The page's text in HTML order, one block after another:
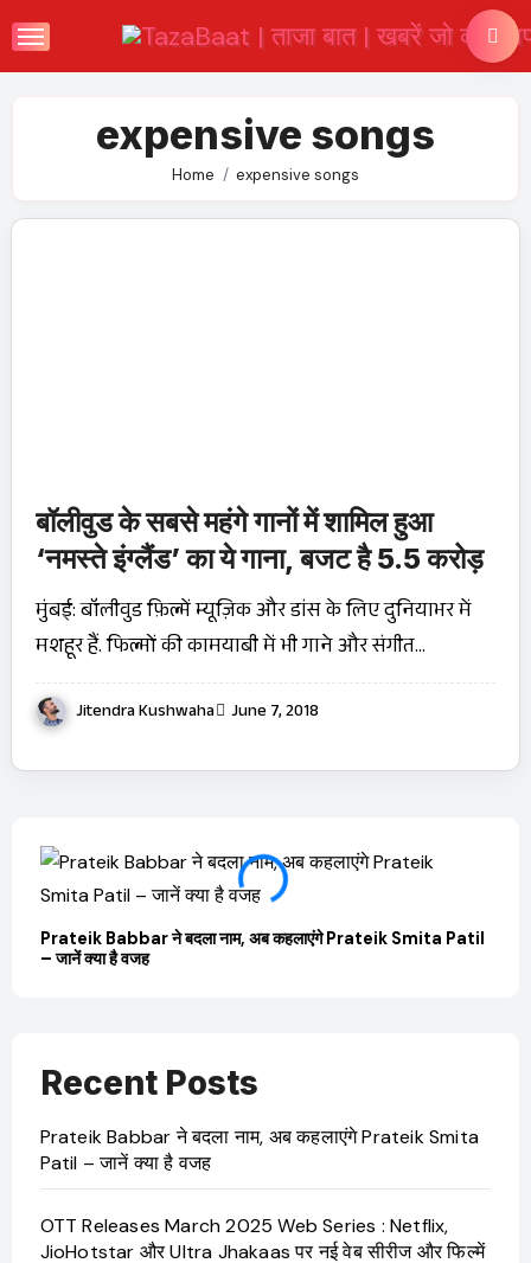
to
expensive songs
Home expensive songs
बॉलीवुड के सबसे महंगे गानों में शामिल हुआ
‘नमस्ते इंग्लैंड’ का ये गाना, बजट है 5.5 करोड़
मुंबई: बॉलीवुड फ़िल्में म्यूज़िक और डांस के लिए दुनियाभर में
मशहूर हैं. फिल्मों की कामयाबी में भी गाने और संगीत…
Jitendra Kushwaha June 7, 2018
Prateik Babbar ने बदला नाम, अब कहलाएंगे Prateik Smita Patil
– जानें क्या है वजह
Recent Posts
Prateik Babbar ने बदला नाम, अब कहलाएंगे Prateik Smita
Patil – जानें क्या है वजह
OTT Releases March 2025 Web Series : Netflix,
JioHotstar और Ultra Jhakaas पर नई वेब सीरीज और फिल्में